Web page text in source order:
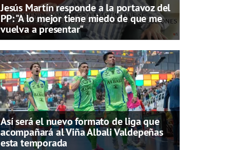
Jesús Martín responde a la portavoz del
PP: "A lo mejor tiene miedo de que me
vuelva a presentar"
Así será el nuevo formato de liga que
acompañará al Viña Albali Valdepeñas
esta temporada